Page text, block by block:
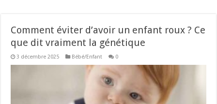
Comment éviter d’avoir un enfant roux ? Ce
que dit vraiment la génétique
3 décembre 2025 Bébé/Enfant 0